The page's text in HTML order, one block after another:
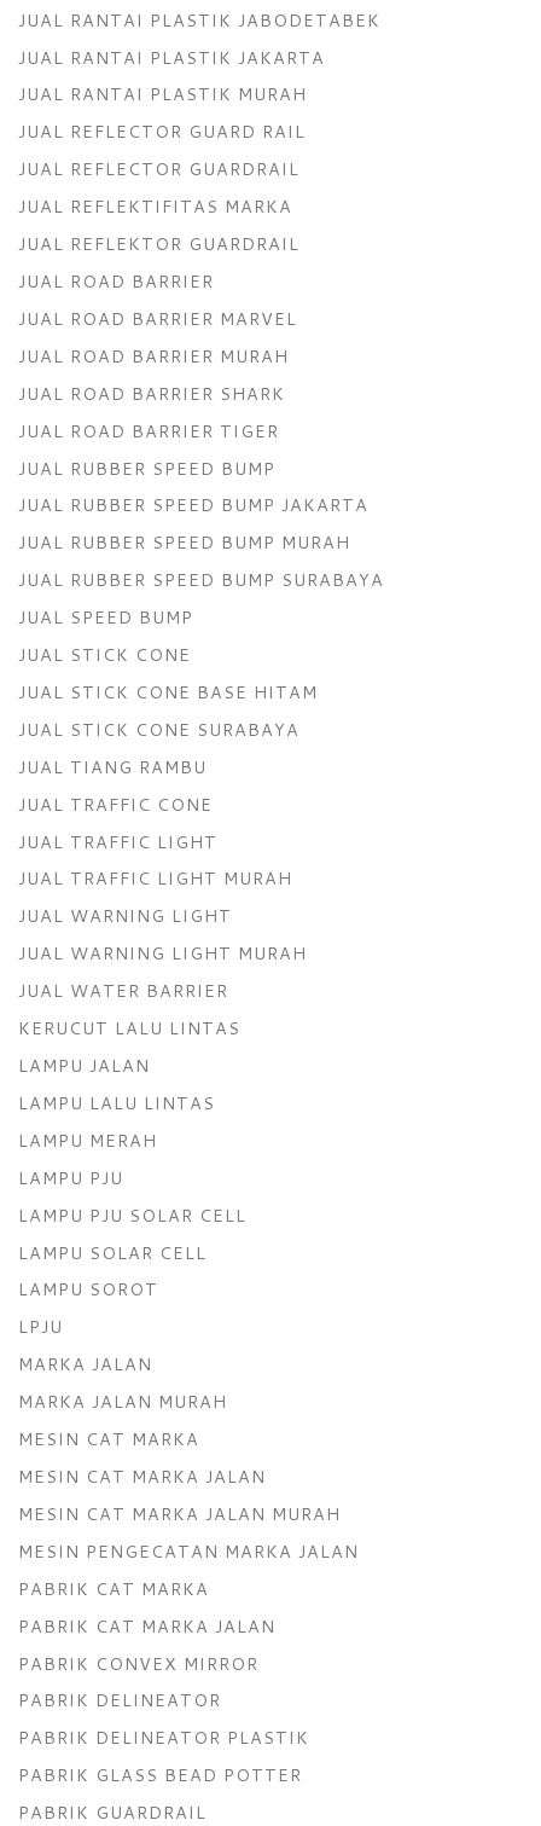
JUAL RANTAI PLASTIK JABODETABEK
JUAL RANTAI PLASTIK JAKARTA
JUAL RANTAI PLASTIK MURAH
JUAL REFLECTOR GUARD RAIL
JUAL REFLECTOR GUARDRAIL
JUAL REFLEKTIFITAS MARKA
JUAL REFLEKTOR GUARDRAIL
JUAL ROAD BARRIER
JUAL ROAD BARRIER MARVEL
JUAL ROAD BARRIER MURAH
JUAL ROAD BARRIER SHARK
JUAL ROAD BARRIER TIGER
JUAL RUBBER SPEED BUMP
JUAL RUBBER SPEED BUMP JAKARTA
JUAL RUBBER SPEED BUMP MURAH
JUAL RUBBER SPEED BUMP SURABAYA
JUAL SPEED BUMP
JUAL STICK CONE
JUAL STICK CONE BASE HITAM
JUAL STICK CONE SURABAYA
JUAL TIANG RAMBU
JUAL TRAFFIC CONE
JUAL TRAFFIC LIGHT
JUAL TRAFFIC LIGHT MURAH
JUAL WARNING LIGHT
JUAL WARNING LIGHT MURAH
JUAL WATER BARRIER
KERUCUT LALU LINTAS
LAMPU JALAN
LAMPU LALU LINTAS
LAMPU MERAH
LAMPU PJU
LAMPU PJU SOLAR CELL
LAMPU SOLAR CELL
LAMPU SOROT
LPJU
MARKA JALAN
MARKA JALAN MURAH
MESIN CAT MARKA
MESIN CAT MARKA JALAN
MESIN CAT MARKA JALAN MURAH
MESIN PENGECATAN MARKA JALAN
PABRIK CAT MARKA
PABRIK CAT MARKA JALAN
PABRIK CONVEX MIRROR
PABRIK DELINEATOR
PABRIK DELINEATOR PLASTIK
PABRIK GLASS BEAD POTTER
PABRIK GUARDRAIL